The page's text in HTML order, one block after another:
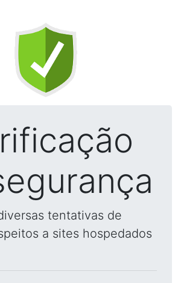
tentativas de
a sites hospedados